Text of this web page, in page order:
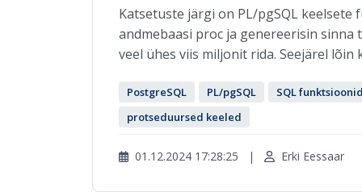
Katsetuste järgi on PL/pgSQL
andmebaasi proc ja genereerisin sinna
veel ühes viis miljonit rida. Seejärel lõin
PostgreSQL PL/pgSQL
SQL
protseduursed keeled
01.12.2024 17:28:25 | Erki Eessaar